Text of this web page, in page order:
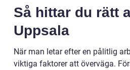
Så hittar du rätt
Uppsala
När man letar efter en pålitlig
viktiga faktorer att överväga.